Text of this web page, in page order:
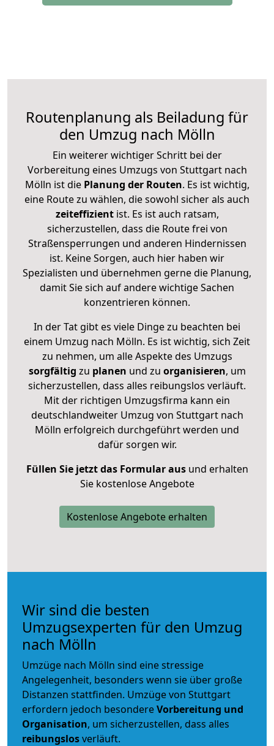
Routenplanung als Beiladung für
den Umzug nach Mölln
Ein weiterer wichtiger Schritt bei der
Vorbereitung eines Umzugs von Stuttgart nach
Mölln ist diePlanung der Routen. Es ist wichtig,
eine Route zu wählen, die sowohl sicher als auch
zeiteffizientist. Es ist auch ratsam,
sicherzustellen, dass die Route frei von
Straßensperrungen und anderen Hindernissen
ist. Keine Sorgen, auch hier haben wir
Spezialisten und übernehmen gerne die Planung,
damit Sie sich auf andere wichtige Sachen
konzentrieren können.
In der Tat gibt es viele Dinge zu beachten bei
einem Umzug nach Mölln. Es ist wichtig, sich Zeit
zu nehmen, um alle Aspekte des Umzugs
sorgfältig zu planen und zu organisieren, um
sicherzustellen, dass alles reibungslos verläuft.
Mit der richtigen Umzugsfirma kann ein
deutschlandweiter Umzug von Stuttgart nach
Mölln erfolgreich durchgeführt werden und
dafür sorgen wir.
Füllen Sie jetzt das Formular ausund erhalten
Sie kostenlose Angebote
Kostenlose Angebote erhalten
Wir sind die besten
Umzugsexperten für den Umzug
nach Mölln
Umzüge nach Mölln sind eine stressige
Angelegenheit, besonders wenn sie über große
Distanzen stattfinden. Umzüge von Stuttgart
erfordern jedoch besondereVorbereitung und
Organisation, um sicherzustellen, dass alles
reibungslosverläuft.